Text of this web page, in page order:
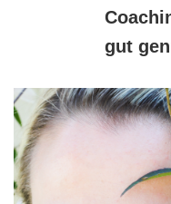
gut